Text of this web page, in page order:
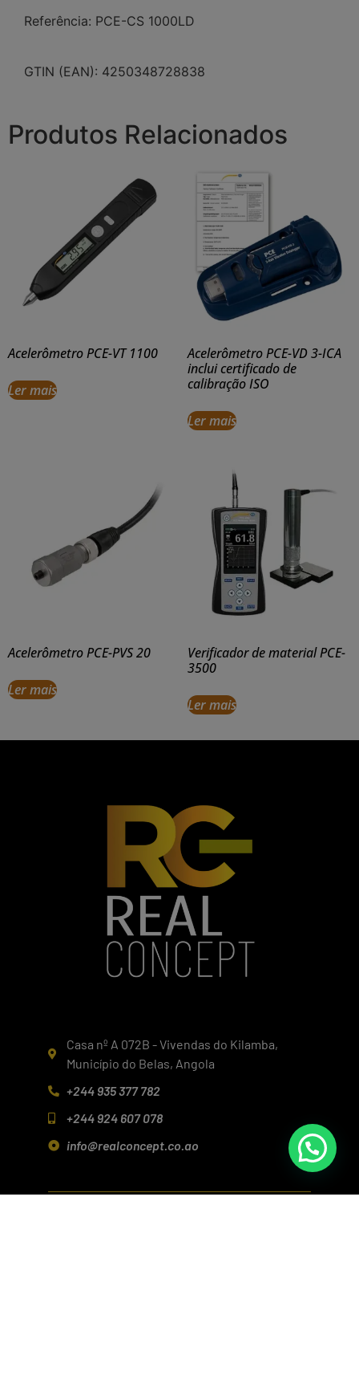
Referência: PCE-CS 1000LD
GTIN (EAN): 4250348728838
Produtos Relacionados
Acelerômetro PCE-VT 1100
Ler mais
Acelerômetro PCE-VD 3-ICA
inclui certificado de
calibração ISO
Ler mais
Acelerômetro PCE-PVS 20
Ler mais
Verificador de material PCE-
3500
Ler mais
Casa nº A 072B - Vivendas do Kilamba,
Município do Belas, Angola
+244 935 377 782
+244 924 607 078
info@realconcept.co.ao